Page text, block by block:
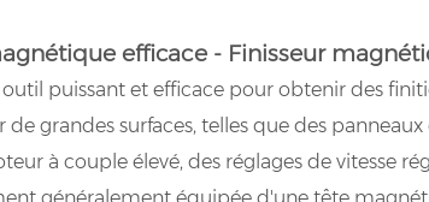
efficace - Finisseur
puissant et efficace pour obtenir des
grandes surfaces, telles que des
à couple élevé, des réglages de vitesse